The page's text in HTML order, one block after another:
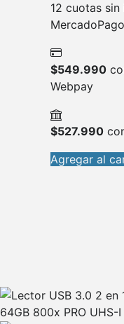
12 cuotas
MercadoPago
$549.990
Webpay
$527.990
Agregar al
64GB 800x PRO UHS-I